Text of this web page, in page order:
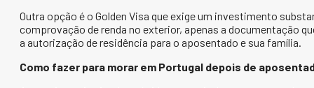
Outra opção é o Golden Visa que exige um investimento
comprovação de renda no exterior, apenas a documentação
a autorização de residência para o aposentado e sua família.
Como fazer para morar em Portugal depois de